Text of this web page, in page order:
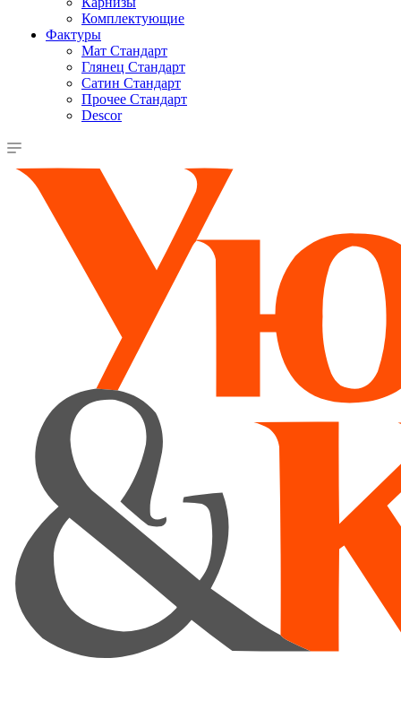
Комплектующие
Фактуры
Мат Стандарт
Глянец Стандарт
Сатин Стандарт
Прочее Стандарт
Descor